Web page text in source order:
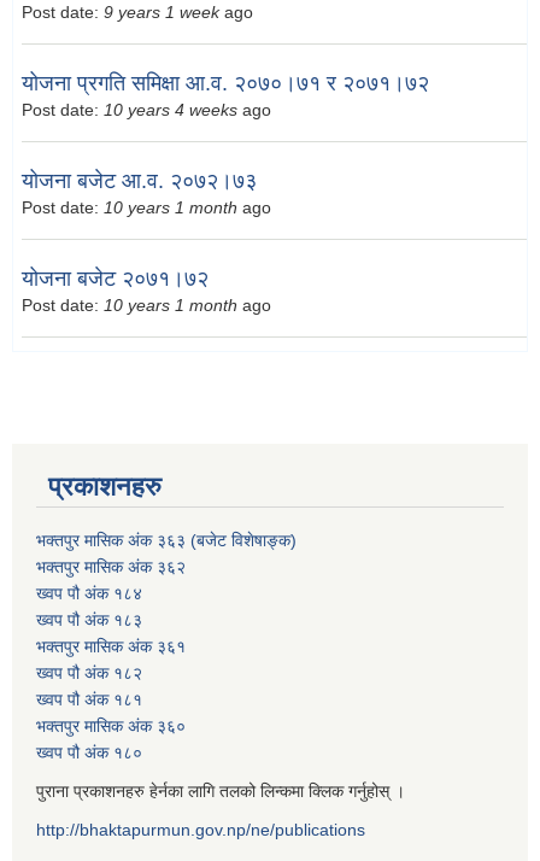
Post date: 9 years 1 weekago
योजना प्रगति समिक्षा आ.व. २०७०।७१ र २०७१।७२
Post date: 10 years 4 weeks ago
योजना बजेट आ.व. २०७२।७३
Post date: 10 years 1 month ago
योजना बजेट २०७१।७२
Post date: 10 years 1 month ago
प्रकाशनहरु
भक्तपुर मासिक अंक ३६३ (बजेट विशेषाङ्क)
भक्तपुर मासिक अंक ३६२
ख्वप पौ अंक १८४
ख्वप पौ अंक १८३
भक्तपुर मासिक अंक ३६१
ख्वप पौ अंक १८२
ख्वप पौ अंक १८१
भक्तपुर मासिक अंक ३६०
ख्वप पौ अंक १८०
पुराना प्रकाशनहरु हेर्नका लागि तलको लिन्कमा क्लिक गर्नुहोस् ।
http://bhaktapurmun.gov.np/ne/publications